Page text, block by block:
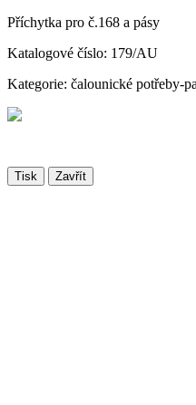
Příchytka pro č.168 a pásy
Katalogové číslo: 179/AU
Kategorie: čalounické potřeby-